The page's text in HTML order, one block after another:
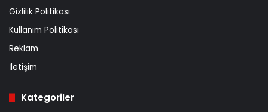
Gizlilik Politikası
Kullanım Politikası
Reklam
İletişim
Kategoriler